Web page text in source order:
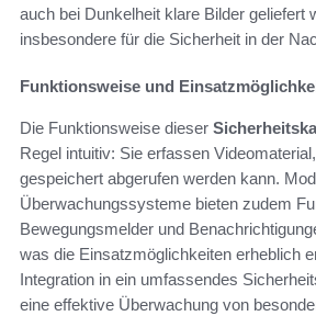
auch bei Dunkelheit klare Bilder geliefert
insbesondere für die Sicherheit in der
Funktionsweise und
Die Funktionsweise dieser
Regel intuitiv: Sie erfassen
gespeichert abgerufen werden kann.
Überwachungssysteme bieten zudem
Bewegungsmelder und
was die Einsatzmöglichkeiten erheblich
Integration in ein umfassendes
eine effektive Überwachung von